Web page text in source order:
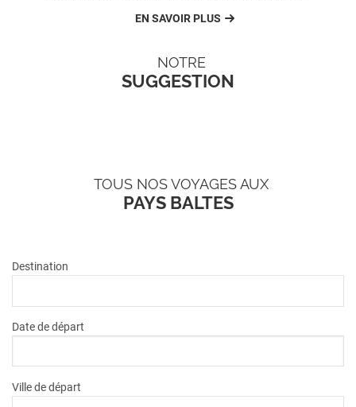
EN SAVOIR PLUS
NOTRE
SUGGESTION
TOUS NOS VOYAGES AUX
PAYS BALTES
Destination
Date de départ
Ville de départ